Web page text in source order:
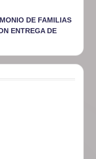
DE FAMILIAS
ENTREGA DE